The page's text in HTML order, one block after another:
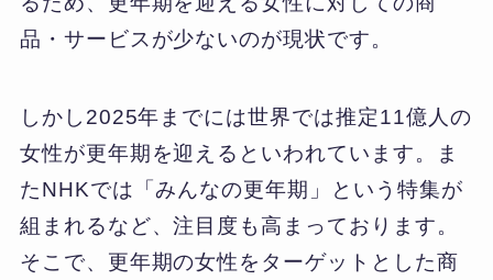
品・サービスが少ないのが現状です。
しかし2025年までには世界では推定11億人の
女性が更年期を迎えるといわれています。ま
たNHKでは「みんなの更年期」という特集が
組まれるなど、注目度も高まっております。
そこで、更年期の女性をターゲットとした商